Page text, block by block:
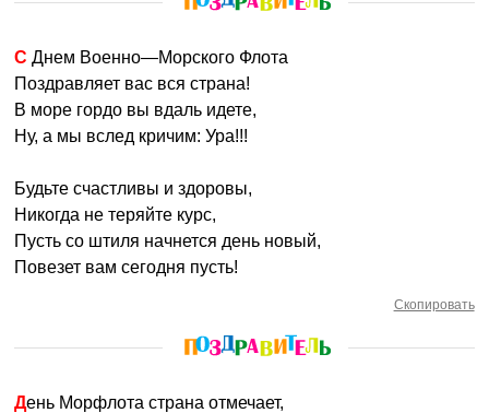
С Днем Военно—Морского Флота
Поздравляет вас вся страна!
В море гордо вы вдаль идете,
Ну, а мы вслед кричим: Ура!!!
Будьте счастливы и здоровы,
Никогда не теряйте курс,
Пусть со штиля начнется день новый,
Повезет вам сегодня пусть!
Скопировать
День Морфлота страна отмечает,